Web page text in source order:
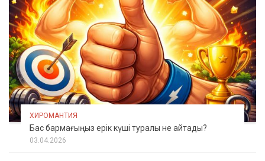
ХИРОМАНТИЯ
Бас бармағыңыз ерік күші туралы не айтады?
03.04.2026